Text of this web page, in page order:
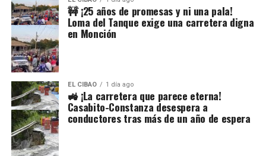
🚧 ¡25 años de promesas y ni una pala!
Loma del Tanque exige una carretera digna
en Monción
EL CIBAO 1 día ago
🚜 ¡La carretera que parece eterna!
Casabito-Constanza desespera a
conductores tras más de un año de espera